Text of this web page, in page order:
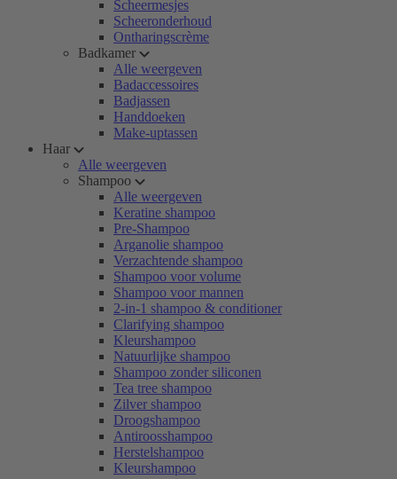
Scheermesjes
Scheeronderhoud
Ontharingscrème
Badkamer
Alle weergeven
Badaccessoires
Badjassen
Handdoeken
Make-uptassen
Haar
Alle weergeven
Shampoo
Alle weergeven
Keratine shampoo
Pre-Shampoo
Arganolie shampoo
Verzachtende shampoo
Shampoo voor volume
Shampoo voor mannen
2-in-1 shampoo & conditioner
Clarifying shampoo
Kleurshampoo
Natuurlijke shampoo
Shampoo zonder siliconen
Tea tree shampoo
Zilver shampoo
Droogshampoo
Antiroosshampoo
Herstelshampoo
Kleurshampoo